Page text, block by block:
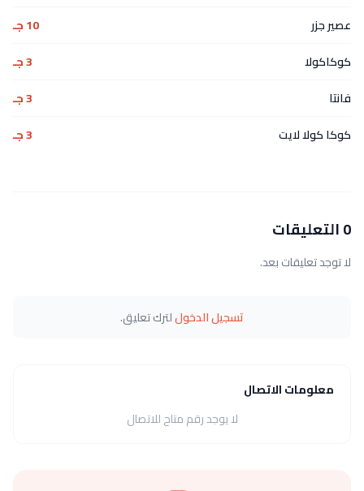
عصير جزر
10 جـ
كوكاكولا
3 جـ
فانتا
3 جـ
كوكا كولا لايت
3 جـ
0 التعليقات
لا توجد تعليقات بعد.
تسجيل الدخوللترك تعليق.
معلومات الاتصال
لا يوجد رقم متاح للاتصال